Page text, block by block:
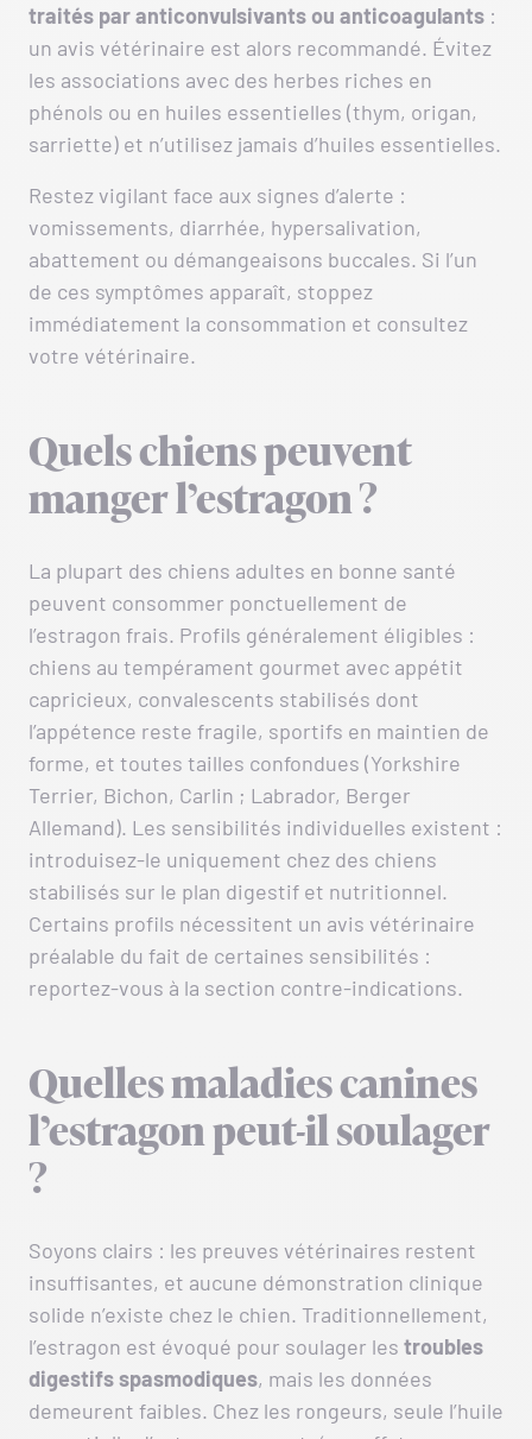
traités par anticonvulsivants ou anticoagulants :
un avis vétérinaire est alors recommandé. Évitez
les associations avec des herbes riches en
phénols ou en huiles essentielles (thym, origan,
sarriette) et n’utilisez jamais d’huiles essentielles.
Restez vigilant face aux signes d’alerte :
vomissements, diarrhée, hypersalivation,
abattement ou démangeaisons buccales. Si l’un
de ces symptômes apparaît, stoppez
immédiatement la consommation et consultez
votre vétérinaire.
Quels chiens peuvent
manger l’estragon ?
La plupart des chiens adultes en bonne santé
peuvent consommer ponctuellement de
l’estragon frais. Profils généralement éligibles :
chiens au tempérament gourmet avec appétit
capricieux, convalescents stabilisés dont
l’appétence reste fragile, sportifs en maintien de
forme, et toutes tailles confondues (Yorkshire
Terrier, Bichon, Carlin ; Labrador, Berger
Allemand). Les sensibilités individuelles existent :
introduisez-le uniquement chez des chiens
stabilisés sur le plan digestif et nutritionnel.
Certains profils nécessitent un avis vétérinaire
préalable du fait de certaines sensibilités :
reportez-vous à la section contre-indications.
Quelles maladies canines
l’estragon peut-il soulager
?
Soyons clairs : les preuves vétérinaires restent
insuffisantes, et aucune démonstration clinique
solide n’existe chez le chien. Traditionnellement,
l’estragon est évoqué pour soulager les troubles
digestifsspasmodiques, mais les données
demeurent faibles. Chez les rongeurs, seule l’huile